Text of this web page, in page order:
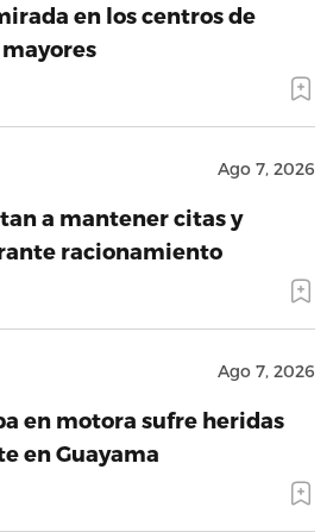
en los centros de
Ago 7, 2026
a mantener citas y
racionamiento
Ago 7, 2026
en motora sufre heridas
en Guayama